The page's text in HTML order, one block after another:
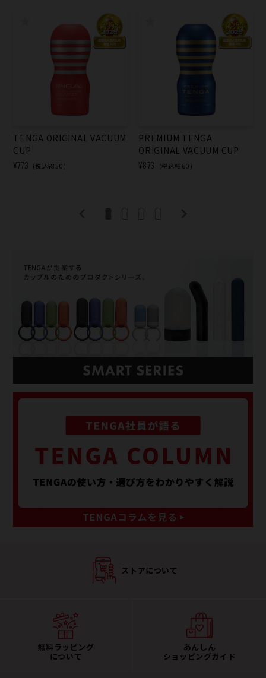
TENGA ORIGINAL VACUUM
CUP
¥773 (税込¥850)
PREMIUM TENGA
ORIGINAL VACUUM CUP
¥873 (税込¥960)
ストアについて
無料ラッピング
について
あんしん
ショッピングガイド